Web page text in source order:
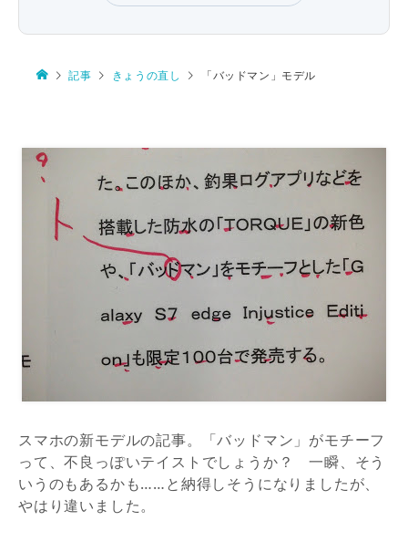
記事 きょうの直し 「バッドマン」モデル
スマホの新モデルの記事。「バッドマン」がモチーフ
って、不良っぽいテイストでしょうか？ 一瞬、そう
いうのもあるかも……と納得しそうになりましたが、
やはり違いました。